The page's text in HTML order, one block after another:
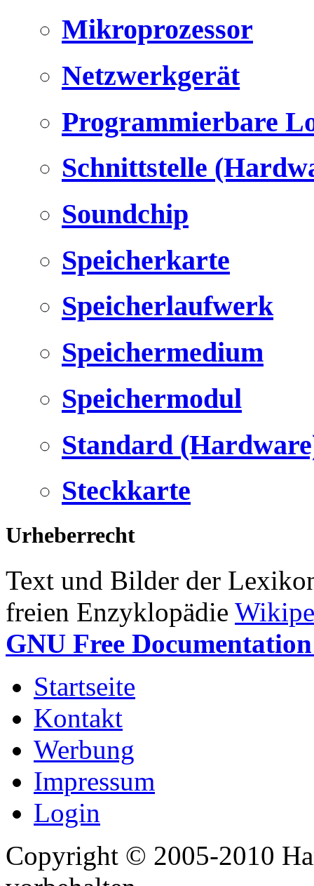
Mikroprozessor
Netzwerkgerät
Programmierbare
Schnittstelle
Soundchip
Speicherkarte
Speicherlaufwerk
Speichermedium
Speichermodul
Standard
Steckkarte
Urheberrecht
Text und Bilder der
freien Enzyklopädie
GNU Free
Startseite
Kontakt
Werbung
Impressum
Login
Copyright © 2005-2010